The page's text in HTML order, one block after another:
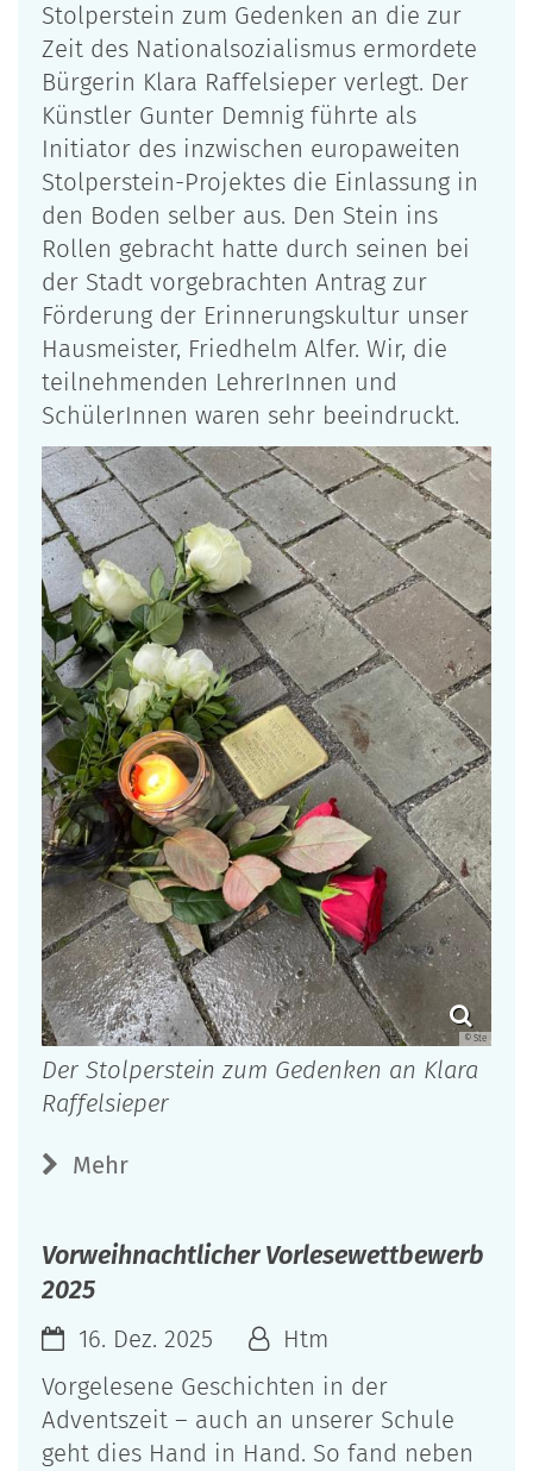
Stolperstein zum Gedenken an die zur
Zeit des Nationalsozialismus ermordete
Bürgerin Klara Raffelsieper verlegt. Der
Künstler Gunter Demnig führte als
Initiator des inzwischen europaweiten
Stolperstein-Projektes die Einlassung in
den Boden selber aus. Den Stein ins
Rollen gebracht hatte durch seinen bei
der Stadt vorgebrachten Antrag zur
Förderung der Erinnerungskultur unser
Hausmeister, Friedhelm Alfer. Wir, die
teilnehmenden LehrerInnen und
SchülerInnen waren sehr beeindruckt.
© Ste
Der Stolperstein zum Gedenken an Klara
Raffelsieper
Mehr
Vorweihnachtlicher Vorlesewettbewerb
2025
16. Dez. 2025
Htm
Vorgelesene Geschichten in der
Adventszeit – auch an unserer Schule
geht dies Hand in Hand. So fand neben